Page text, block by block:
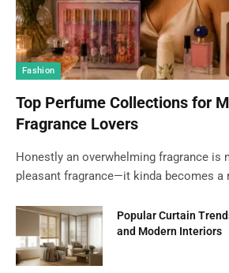
Fashion
Top Perfume Collections for
Fragrance Lovers
Honestly an overwhelming fragrance is
pleasant fragrance—it kinda becomes a
Popular Curtain
and Modern Interiors